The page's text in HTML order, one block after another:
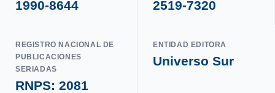
1990-8644 2519-7320
REGISTRO NACIONAL DE
PUBLICACIONES
SERIADAS
RNPS: 2081
ENTIDAD EDITORA
Universo Sur